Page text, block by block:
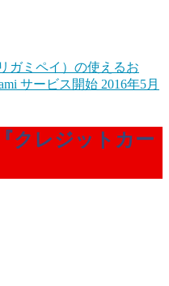
ガミペイ）の使えるお
サービス開始 2016年5月
クレジットカー